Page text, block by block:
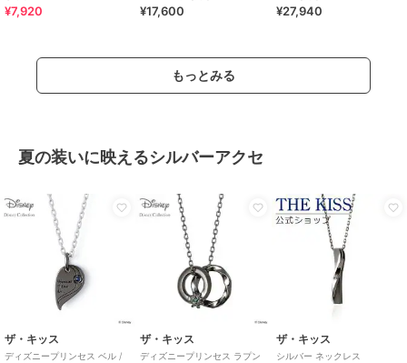
¥7,920
【Men's】
¥17,600 ¥27,940
もっとみる
夏の装いに映えるシルバーアクセ
ザ・キッス
ディズニープリンセス ベル /
ザ・キッス
ディズニープリンセス ラプン
ザ・キッス
シルバー ネックレス